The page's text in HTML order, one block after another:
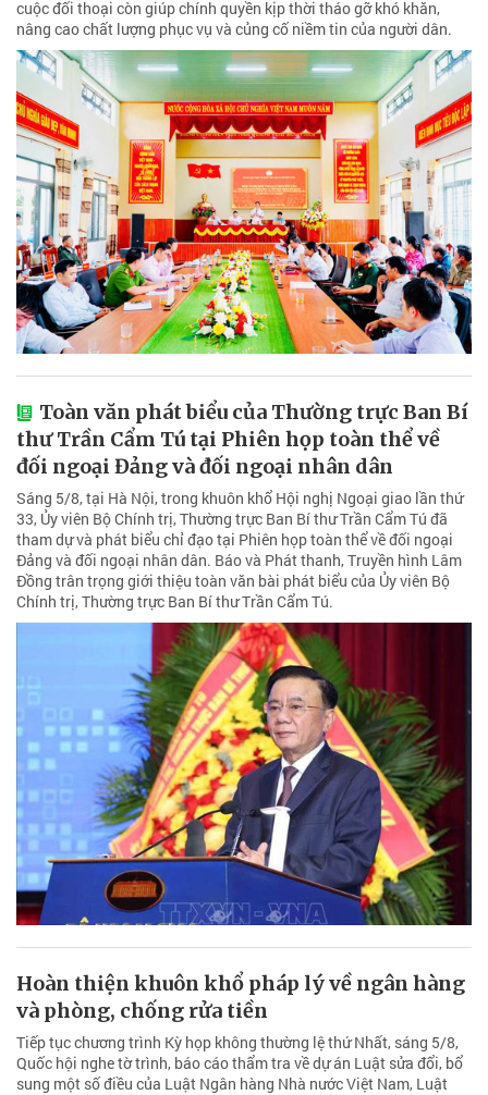
cuộc đối thoại còn giúp chính quyền kịp thời tháo gỡ khó khăn,
nâng cao chất lượng phục vụ và củng cố niềm tin của người dân.
Toàn văn phát biểu của Thường trực Ban Bí
thư Trần Cẩm Tú tại Phiên họp toàn thể về
đối ngoại Đảng và đối ngoại nhân dân
Sáng 5/8, tại Hà Nội, trong khuôn khổ Hội nghị Ngoại giao lần thứ
33, Ủy viên Bộ Chính trị, Thường trực Ban Bí thư Trần Cẩm Tú đã
tham dự và phát biểu chỉ đạo tại Phiên họp toàn thể về đối ngoại
Đảng và đối ngoại nhân dân. Báo và Phát thanh, Truyền hình Lâm
Đồng trân trọng giới thiệu toàn văn bài phát biểu của Ủy viên Bộ
Chính trị, Thường trực Ban Bí thư Trần Cẩm Tú.
Hoàn thiện khuôn khổ pháp lý về ngân hàng
và phòng, chống rửa tiền
Tiếp tục chương trình Kỳ họp không thường lệ thứ Nhất, sáng 5/8,
Quốc hội nghe tờ trình, báo cáo thẩm tra về dự án Luật sửa đổi, bổ
sung một số điều của Luật Ngân hàng Nhà nước Việt Nam, Luật